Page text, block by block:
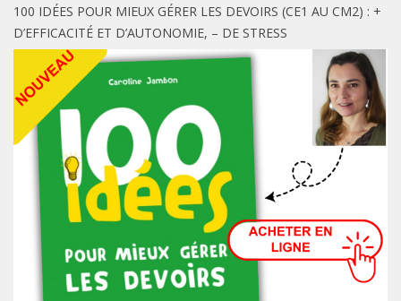
100 IDÉES POUR MIEUX GÉRER LES DEVOIRS (CE1 AU CM2) : +
D’EFFICACITÉ ET D’AUTONOMIE, – DE STRESS